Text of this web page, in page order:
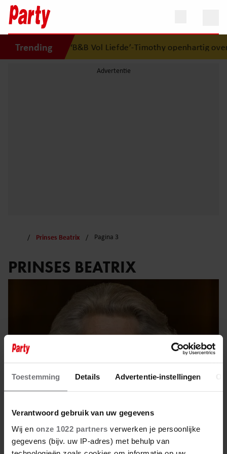
Toestemming Details Advertentie-instellingen
Verantwoord gebruik van uw gegevens
Wij en onze 1022 partners verwerken je persoonlijke
gegevens (bijv. uw IP-adres) met behulp van
Trending
eerste• ‘B&B Vol Liefde’-Timothy openhartig
Prinses Beatrix Pagina 3
PRINSES BEATRIX
24 oktober 2022